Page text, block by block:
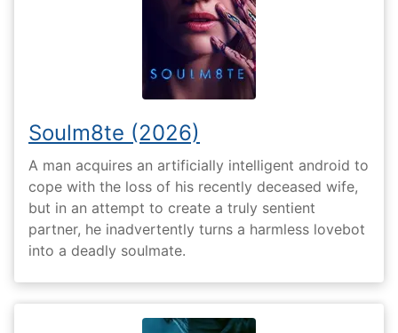
Soulm8te (2026)
A man acquires an artificially intelligent android to
cope with the loss of his recently deceased wife,
but in an attempt to create a truly sentient
partner, he inadvertently turns a harmless lovebot
into a deadly soulmate.